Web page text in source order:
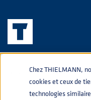
Chez THIELMANN,
cookies et ceux de
technologies
BIÈRE STOCKÉE DANS DES